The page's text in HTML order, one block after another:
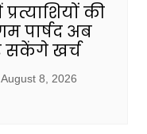
की
पार्षद अब
सकेंगे खर्च
August 8, 2026